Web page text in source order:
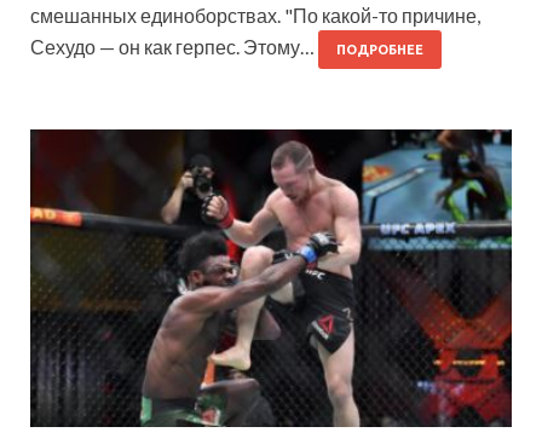
смешанных единоборствах. "По какой-то причине,
Сехудо — он как герпес. Этому…
ПОДРОБНЕЕ